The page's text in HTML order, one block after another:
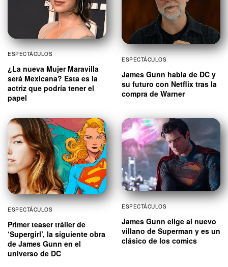
ESPECTÁCULOS
¿La nueva Mujer Maravilla
será Mexicana? Esta es la
actriz que podría tener el
papel
ESPECTÁCULOS
James Gunn habla de DC y
su futuro con Netflix tras la
compra de Warner
ESPECTÁCULOS
Primer teaser tráiler de
‘Supergirl’, la siguiente obra
de James Gunn en el
universo de DC
ESPECTÁCULOS
James Gunn elige al nuevo
villano de Superman y es un
clásico de los comics